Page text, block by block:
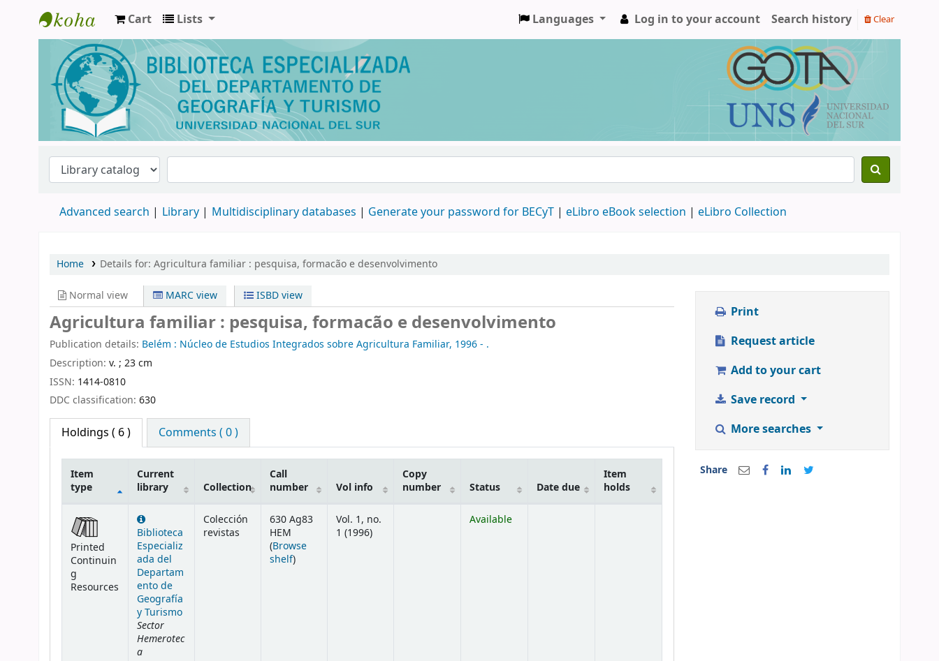
Biblioteca de Geografía y Turismo
Cart Lists Languages Log in to your account Search history Clear
Advanced search Library Multidisciplinary databases | Generate your password for BECyT | eLibro eBook selection | eLibro Collection
Home Details for: Agricultura familiar : pesquisa, formacão e desenvolvimento
Normal view MARC view ISBD view
Agricultura familiar : pesquisa, formacão e desenvolvimento
Publication details: Belém : Núcleo de Estudios Integrados sobre Agricultura Familiar, 1996 - .
Description: v. ; 23 cm
ISSN: 1414-0810
DDC classification: 630
Holdings ( 6 ) Comments ( 0 )
Item
type
Current
library
Collection
Call
number
Vol info
Copy
number
Status Date due
Item
holds
Printed
Continuin
g
Resources
Biblioteca
Especializ
ada del
Departam
ento de
Geografía
y Turismo
Sector
Hemerotec
a
Colección
revistas
630 Ag83
HEM
(Browse
shelf(Opens below)
)
Vol. 1, no.
1 (1996)
Available
Print
Request article
Add to your cart
Save record
More searches
Share